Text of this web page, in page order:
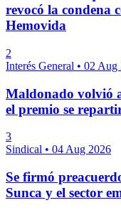
revocó la condena
Hemovida
2
Interés General • 02 Aug
Maldonado volvió
el premio se
3
Sindical • 04 Aug 2026
Se firmó
Sunca y el sector